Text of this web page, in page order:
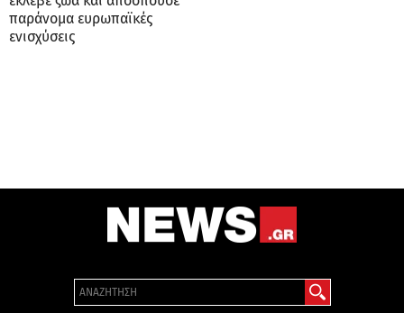
παράνομα ευρωπαϊκές
ενισχύσεις